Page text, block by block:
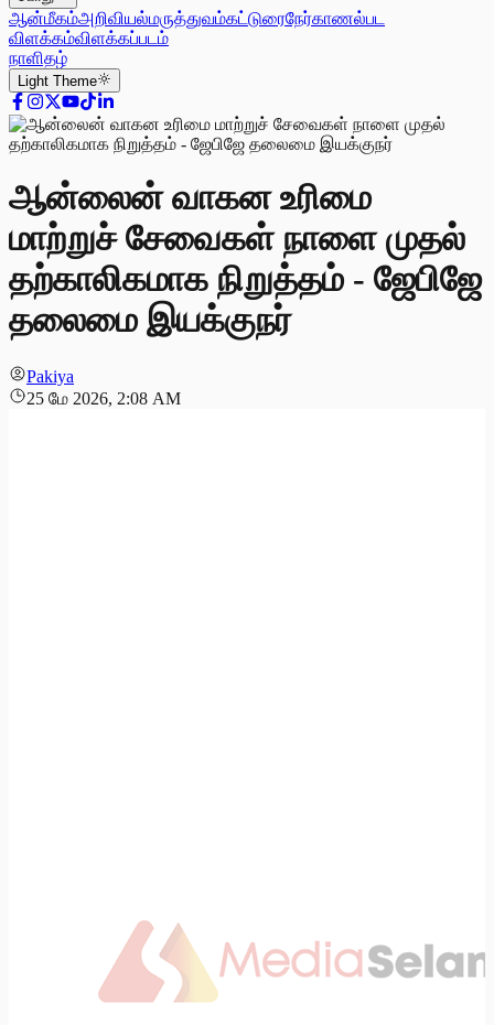
ஆன்மீகம்அறிவியல்மருத்துவம்கட்டுரைநேர்காணல்பட
விளக்கம்விளக்கப்படம்
நாளிதழ்
Light Theme
ஆன்லைன் வாகன உரிமை
மாற்றுச் சேவைகள் நாளை முதல்
தற்காலிகமாக நிறுத்தம் - ஜேபிஜே
தலைமை இயக்குநர்
Pakiya
25 மே 2026, 2:08 AM